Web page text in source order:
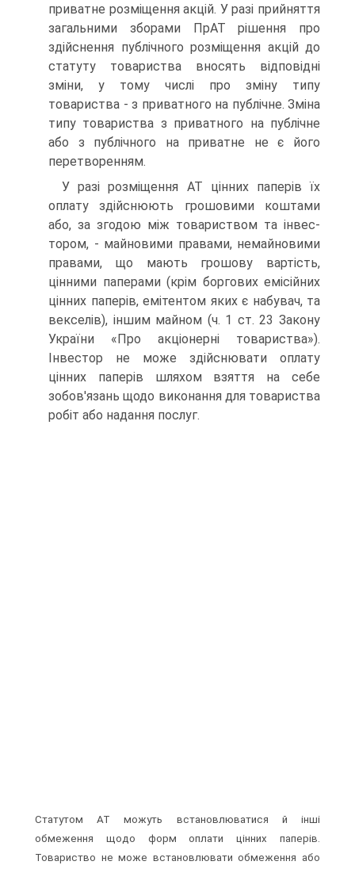
приватне роз­міщення акцій. У разі прийняття
загальними зборами ПрАТ рішення про
здійснення публічного розміщення акцій до
статуту товариства вносять відповідні
зміни, у тому числі про зміну типу
товариства - з приватного на публічне. Змі­на
типу товариства з приватного на публічне
або з публічно­го на приватне не є його
перетворенням.
У разі розміщення АТ цінних паперів їх
оплату здійснюють грошовими коштами
або, за згодою між товариством та інвес­
тором, - майновими правами, немайновими
правами, що ма­ють грошову вартість,
цінними паперами (крім боргових емі­сійних
цінних паперів, емітентом яких є набувач, та
векселів), іншим майном (ч. 1 ст. 23 Закону
України «Про акціонерні то­вариства»).
Інвестор не може здійснювати оплату
цінних па­перів шляхом взяття на себе
зобов'язань щодо виконання для товариства
робіт або надання послуг.
Статутом АТ можуть встановлюватися й інші
обмеження щодо форм оплати цінних паперів.
Товариство не може встановлювати обмеження або